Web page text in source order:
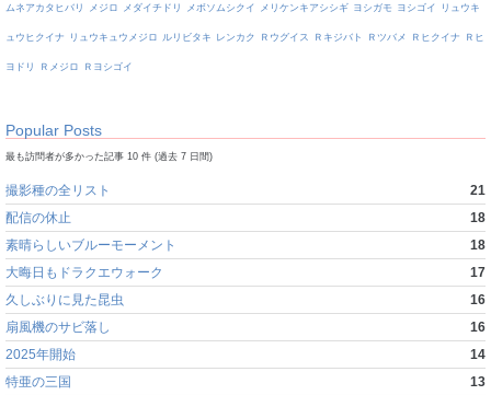
ムネアカタヒバリ メジロ メダイチドリ メボソムシクイ メリケンキアシシギ ヨシガモ ヨシゴイ リュウキ
ュウヒクイナ リュウキュウメジロ ルリビタキ レンカク Ｒウグイス Ｒキジバト Ｒツバメ Ｒヒクイナ Ｒヒ
ヨドリ Ｒメジロ Ｒヨシゴイ
Popular Posts
最も訪問者が多かった記事 10 件 (過去 7 日間)
撮影種の全リスト
21
配信の休止
18
素晴らしいブルーモーメント
18
大晦日もドラクエウォーク
17
久しぶりに見た昆虫
16
扇風機のサビ落し
16
2025年開始
14
特亜の三国
13